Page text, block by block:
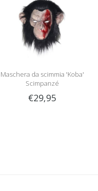
Maschera da scimmia 'Koba'
Scimpanzé
€29,95